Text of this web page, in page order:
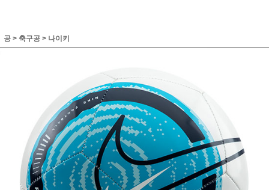
공 > 축구공 > 나이키